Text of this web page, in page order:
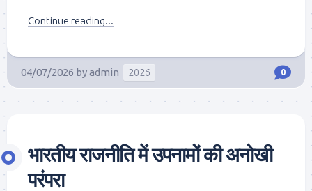
Continue reading...
04/07/2026 byadmin 2026 0
भारतीय राजनीति में उपनामों की अनोखी
परंपरा